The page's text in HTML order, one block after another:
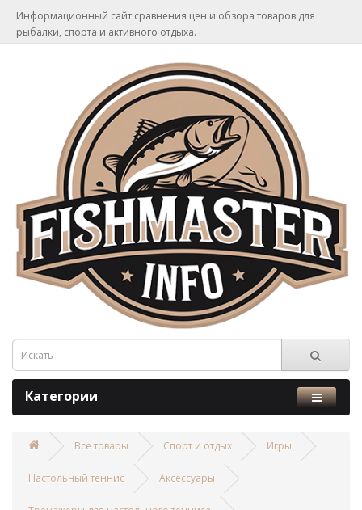
Информационный сайт сравнения цен и обзора товаров для
рыбалки, спорта и активного отдыха.
Категории
Все товары Спорт и отдых Игры
Настольный теннис Аксессуары